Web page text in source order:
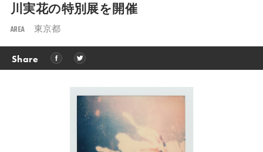
川実花の特別展を開催
AREA 東京都
Share